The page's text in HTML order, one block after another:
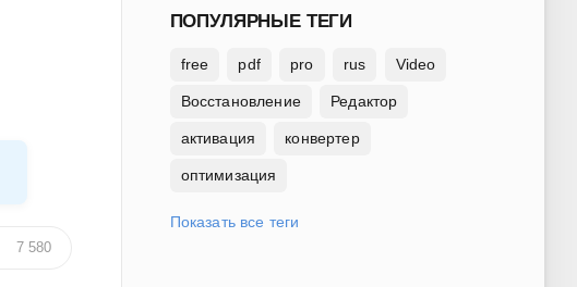
7 580
ПОПУЛЯРНЫЕ ТЕГИ
free pdf pro rus Video
Восстановление Редактор
активация конвертер
оптимизация
Показать все теги